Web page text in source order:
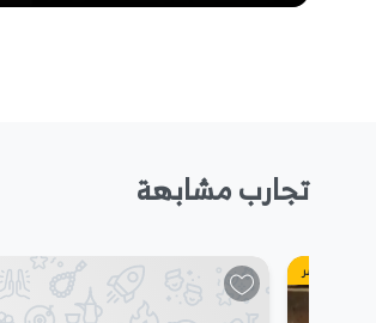
تجارب مشابهة
حجز مباشر